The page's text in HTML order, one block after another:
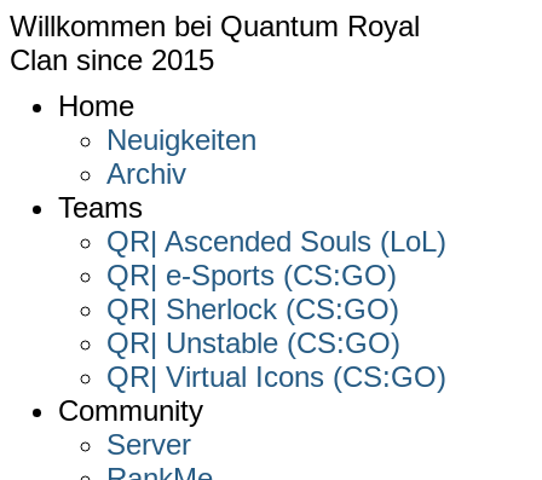
Willkommen bei Quantum Royal
Clan since 2015
Home
Neuigkeiten
Archiv
Teams
QR| Ascended Souls (LoL)
QR| e-Sports (CS:GO)
QR| Sherlock (CS:GO)
QR| Unstable (CS:GO)
QR| Virtual Icons (CS:GO)
Community
Server